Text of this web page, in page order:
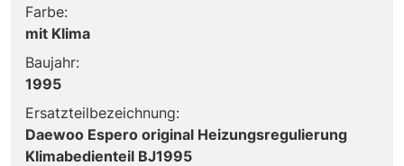
Farbe:
mit Klima
Baujahr:
1995
Ersatzteilbezeichnung:
Daewoo Espero original Heizungsregulierung
Klimabedienteil BJ1995